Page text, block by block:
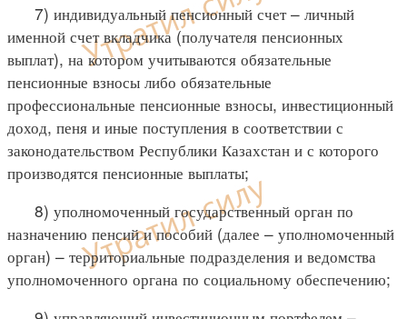
7) индивидуальный пенсионный счет – личный
именной счет вкладчика (получателя пенсионных
выплат), на котором учитываются обязательные
пенсионные взносы либо обязательные
профессиональные пенсионные взносы, инвестиционный
доход, пеня и иные поступления в соответствии с
законодательством Республики Казахстан и с которого
производятся пенсионные выплаты;
8) уполномоченный государственный орган по
назначению пенсий и пособий (далее – уполномоченный
орган) – территориальные подразделения и ведомства
уполномоченного органа по социальному обеспечению;